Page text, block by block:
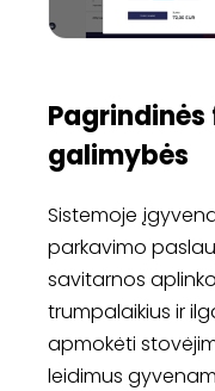
galimybės
Sistemoje
parkavimo
savitarnos
trumpalaikius ir
apmokėti
leidimus